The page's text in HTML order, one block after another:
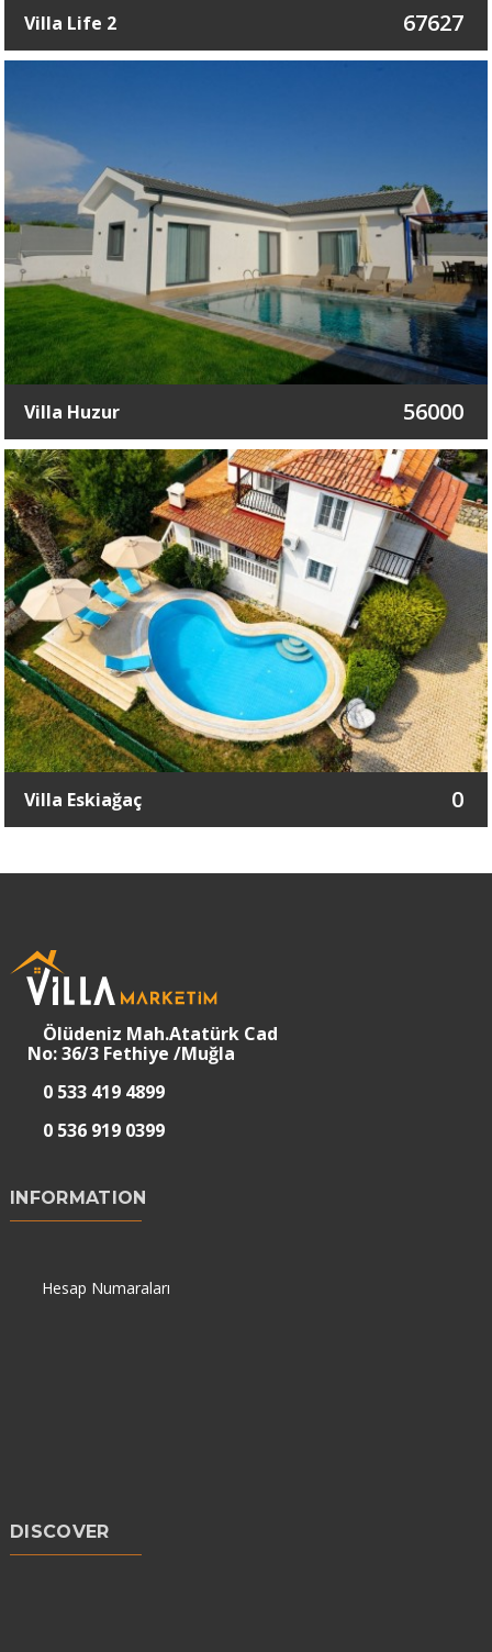
Villa Life 2 67627
Villa Huzur 56000
Villa Eskiağaç 0
Ölüdeniz Mah.Atatürk Cad
No: 36/3 Fethiye /Muğla
0 533 419 4899
0 536 919 0399
INFORMATION
Hesap Numaraları
DISCOVER